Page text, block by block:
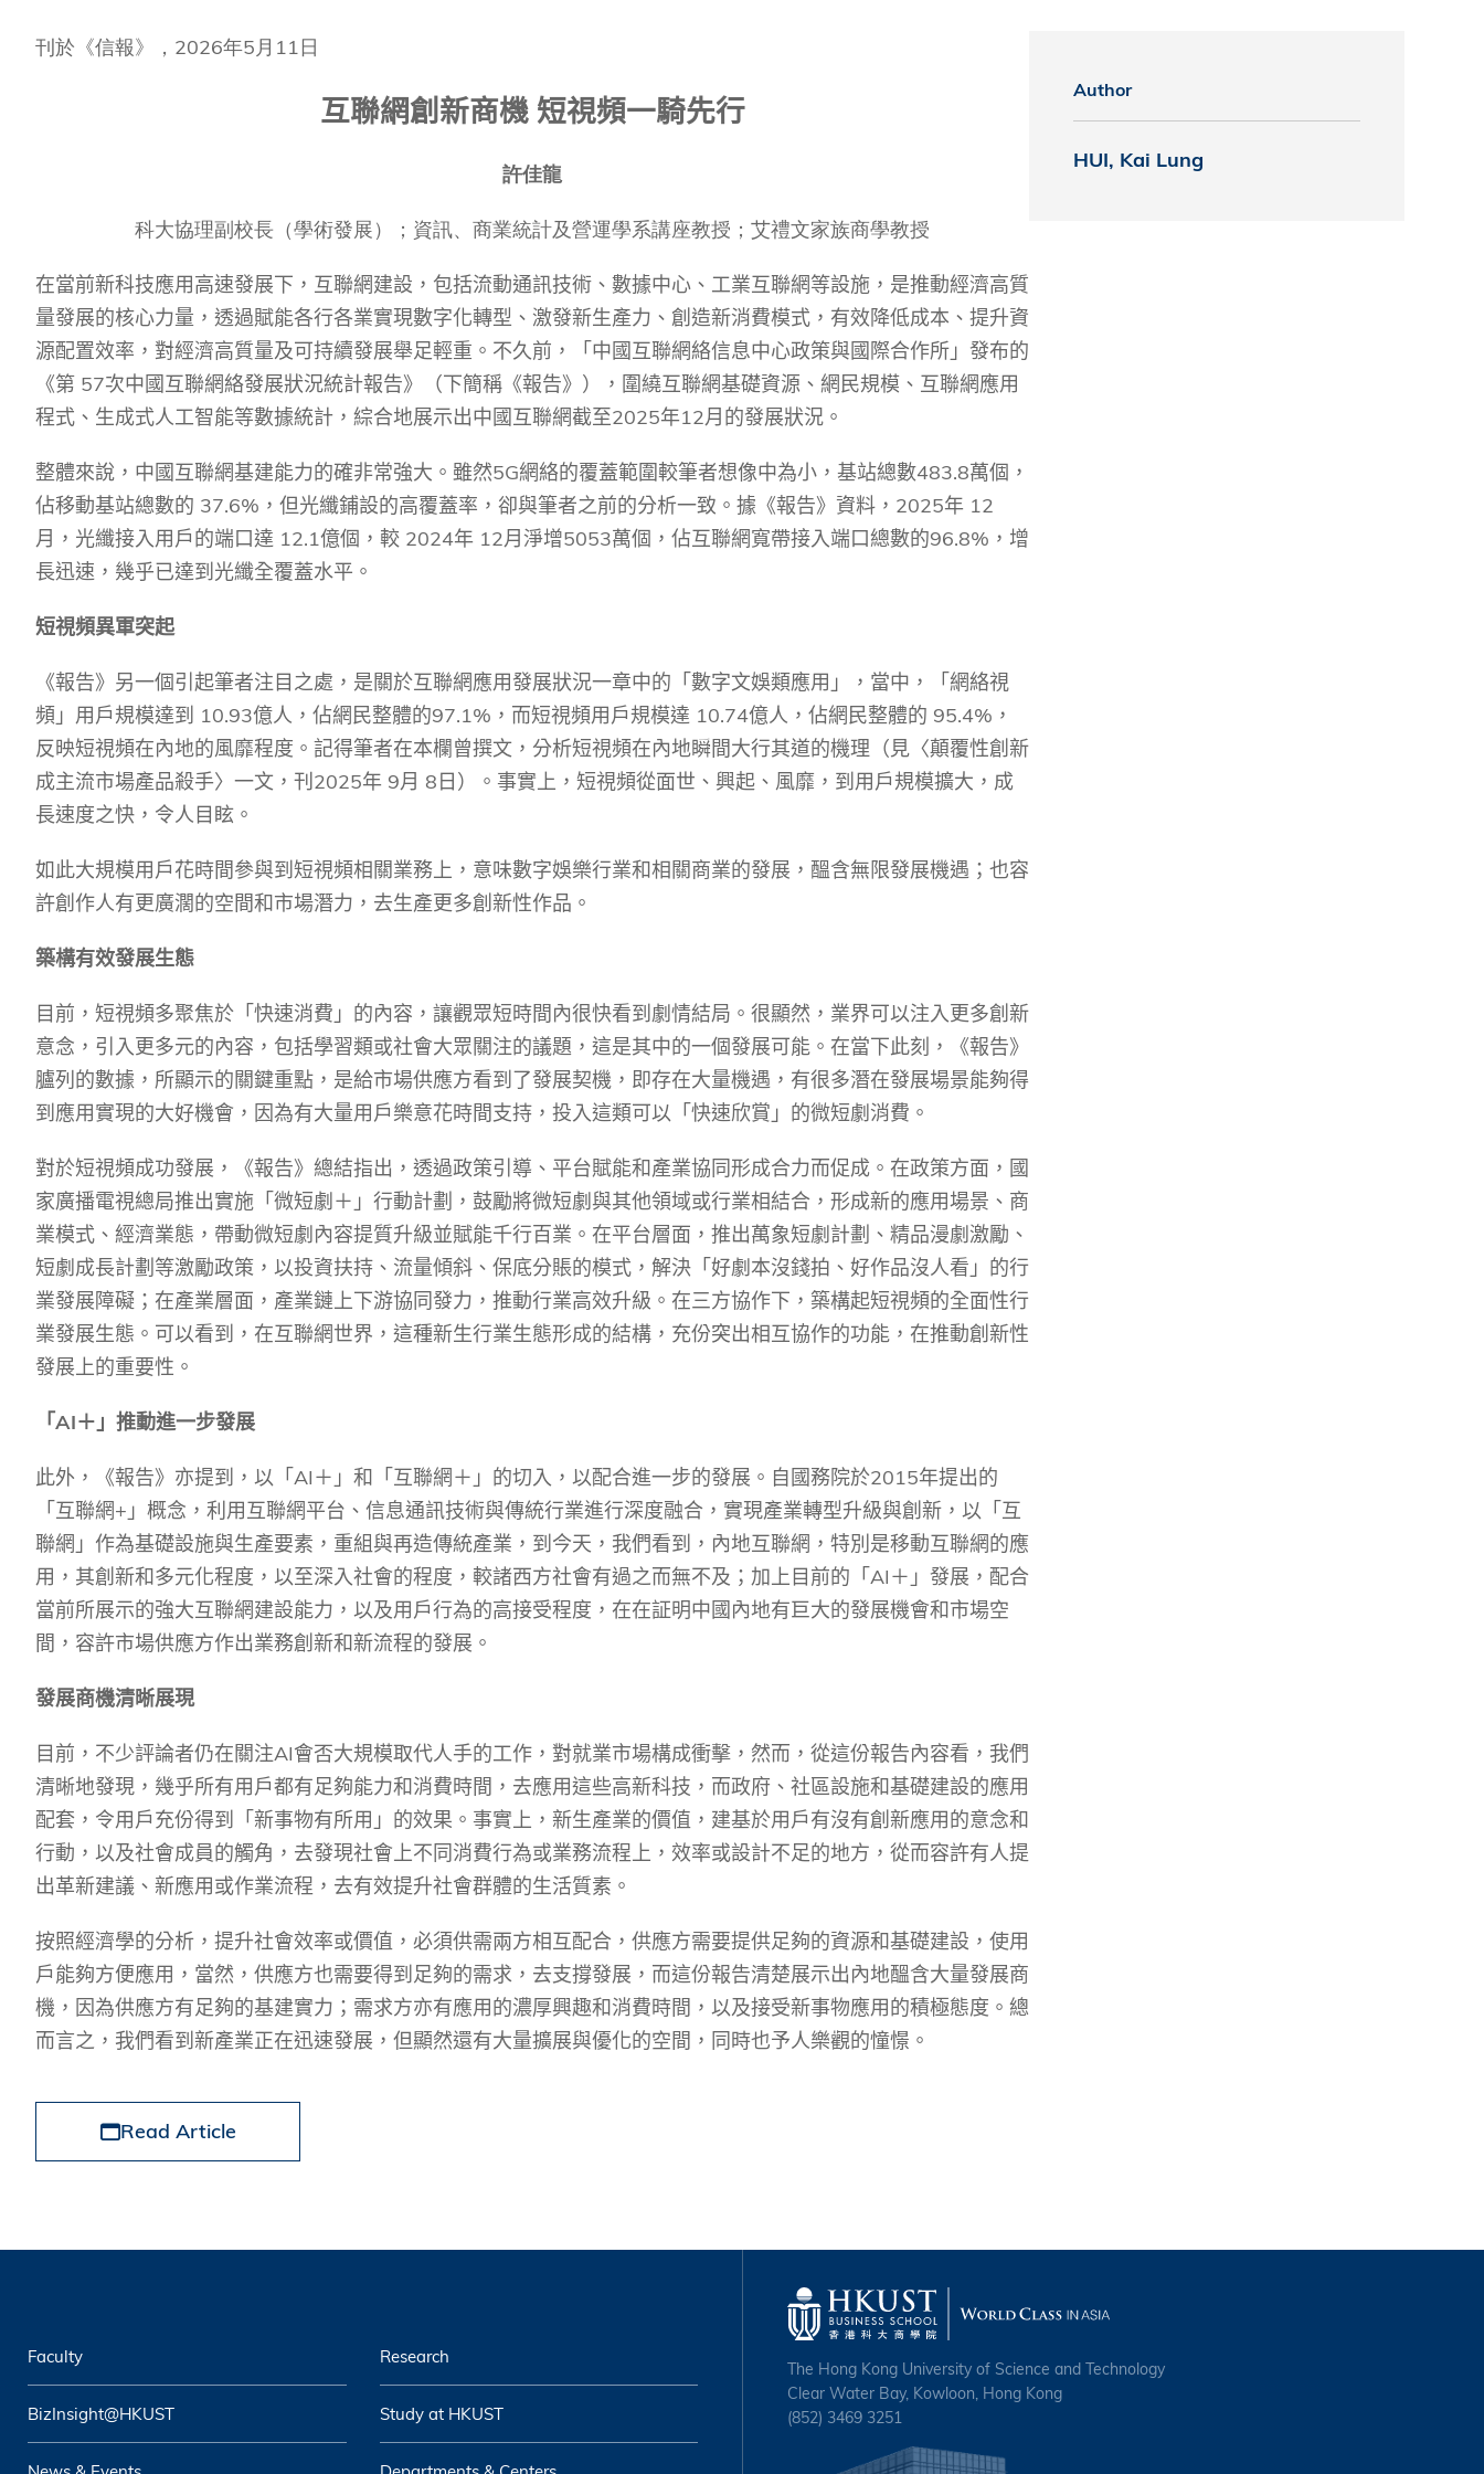
BizTalks
MSc in Financial Technology
MSc in Information and Cyber Security
MSc in Information Systems Management
MSc in International Management
MSc in Marketing
Bilingual Doctor of Business Administration
PhD in Accounting
PhD in Finance
PhD in Information Systems
PhD in Management
PhD in Marketing
Roger King Center for Asian Family Business
and Family Office
HKUST Li & Fung Supply Chain Institute
Author
HUI, Kai Lung
刊於《信報》，2026年5月11日
互聯網創新商機 短視頻一騎先行
許佳龍
科大協理副校長（學術發展）；資訊、商業統計及營運學系講座教授；艾禮文家族商學教授
在當前新科技應用高速發展下，互聯網建設，包括流動通訊技術、數據中心、工業互聯網等設施，是推動經濟高質
量發展的核心力量，透過賦能各行各業實現數字化轉型、激發新生產力、創造新消費模式，有效降低成本、提升資
源配置效率，對經濟高質量及可持續發展舉足輕重。不久前，「中國互聯網絡信息中心政策與國際合作所」發布的
《第 57次中國互聯網絡發展狀況統計報告》（下簡稱《報告》），圍繞互聯網基礎資源、網民規模、互聯網應用
程式、生成式人工智能等數據統計，綜合地展示出中國互聯網截至2025年12月的發展狀況。
整體來說，中國互聯網基建能力的確非常強大。雖然5G網絡的覆蓋範圍較筆者想像中為小，基站總數483.8萬個，
佔移動基站總數的 37.6% ，但光纖鋪設的高覆蓋率，卻與筆者之前的分析一致。據《報告》資料， 2025年 12
月，光纖接入用戶的端口達 12.1億個，較 2024年 12月淨增5053萬個，佔互聯網寬帶接入端口總數的96.8% ，增
長迅速，幾乎已達到光纖全覆蓋水平。
短視頻異軍突起
《報告》另一個引起筆者注目之處，是關於互聯網應用發展狀況一章中的「數字文娛類應用」，當中，「網絡視
頻」用戶規模達到 10.93億人，佔網民整體的97.1% ，而短視頻用戶規模達 10.74億人，佔網民整體的 95.4% ，
反映短視頻在內地的風靡程度。記得筆者在本欄曾撰文，分析短視頻在內地瞬間大行其道的機理（見〈顛覆性創新
成主流市場產品殺手〉一文，刊 2025年 9月 8日）。事實上，短視頻從面世、興起、風靡，到用戶規模擴大，成
長速度之快，令人目眩。
如此大規模用戶花時間參與到短視頻相關業務上，意味數字娛樂行業和相關商業的發展，醞含無限發展機遇；也容
許創作人有更廣濶的空間和市場潛力，去生產更多創新性作品。
築構有效發展生態
目前，短視頻多聚焦於「快速消費」的內容，讓觀眾短時間內很快看到劇情結局。很顯然，業界可以注入更多創新
意念，引入更多元的內容，包括學習類或社會大眾關注的議題，這是其中的一個發展可能。在當下此刻，《報告》
臚列的數據，所顯示的關鍵重點，是給市場供應方看到了發展契機，即存在大量機遇，有很多潛在發展場景能夠得
到應用實現的大好機會，因為有大量用戶樂意花時間支持，投入這類可以「快速欣賞」的微短劇消費。
對於短視頻成功發展，《報告》總結指出，透過政策引導、平台賦能和產業協同形成合力而促成。在政策方面，國
家廣播電視總局推出實施「微短劇＋」行動計劃，鼓勵將微短劇與其他領域或行業相結合，形成新的應用場景、商
業模式、經濟業態，帶動微短劇內容提質升級並賦能千行百業。在平台層面，推出萬象短劇計劃、精品漫劇激勵、
短劇成長計劃等激勵政策，以投資扶持、流量傾斜、保底分賬的模式，解決「好劇本沒錢拍、好作品沒人看」的行
業發展障礙；在產業層面，產業鏈上下游協同發力，推動行業高效升級。在三方協作下，築構起短視頻的全面性行
業發展生態。可以看到，在互聯網世界，這種新生行業生態形成的結構，充份突出相互協作的功能，在推動創新性
發展上的重要性。
「AI＋」推動進一步發展
此外，《報告》亦提到，以「AI＋」和「互聯網＋」的切入，以配合進一步的發展。自國務院於2015年提出的
「互聯網+ 」概念，利用互聯網平台、信息通訊技術與傳統行業進行深度融合，實現產業轉型升級與創新，以「互
聯網」作為基礎設施與生產要素，重組與再造傳統產業，到今天，我們看到，內地互聯網，特別是移動互聯網的應
用，其創新和多元化程度，以至深入社會的程度，較諸西方社會有過之而無不及；加上目前的「AI＋」發展，配合
當前所展示的強大互聯網建設能力，以及用戶行為的高接受程度，在在証明中國內地有巨大的發展機會和市場空
間，容許市場供應方作出業務創新和新流程的發展。
發展商機清晰展現
目前，不少評論者仍在關注AI會否大規模取代人手的工作，對就業市場構成衝擊，然而，從這份報告內容看，我們
清晰地發現，幾乎所有用戶都有足夠能力和消費時間，去應用這些高新科技，而政府、社區設施和基礎建設的應用
配套，令用戶充份得到「新事物有所用」的效果。事實上，新生產業的價值，建基於用戶有沒有創新應用的意念和
行動，以及社會成員的觸角，去發現社會上不同消費行為或業務流程上，效率或設計不足的地方，從而容許有人提
出革新建議、新應用或作業流程，去有效提升社會群體的生活質素。
按照經濟學的分析，提升社會效率或價值，必須供需兩方相互配合，供應方需要提供足夠的資源和基礎建設，使用
戶能夠方便應用，當然，供應方也需要得到足夠的需求，去支撐發展，而這份報告清楚展示出內地醞含大量發展商
機，因為供應方有足夠的基建實力；需求方亦有應用的濃厚興趣和消費時間，以及接受新事物應用的積極態度。總
而言之，我們看到新產業正在迅速發展，但顯然還有大量擴展與優化的空間，同時也予人樂觀的憧憬。
Read Article
Faculty Research
BizInsight@HKUST Study at HKUST
The Hong Kong University of Science and Technology
Clear Water Bay, Kowloon, Hong Kong
(852) 3469 3251